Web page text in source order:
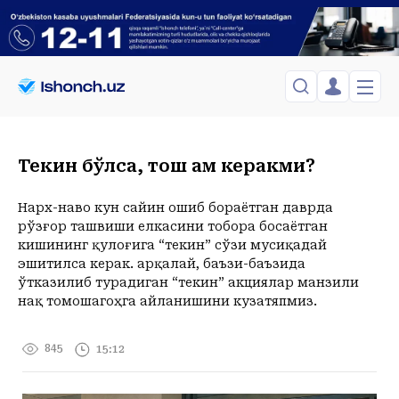
Сиёсат
Спорт
Жамият
Иқтисод
ХОРИЖ
Иқтисод
Сиёсат
ЎЗГАЧА РАКУРС
МЕҲНАТ ҲУҚУҚИ
ҲОДИСА
Telefon raqamingizni kiritng
Tasdiqlash kodini SMS orqali yuboramiz
Менинг саҳифам
Менинг жавоним
СақланганларToshkent Shahar
Payshanba, 06-August
+35 C
Текин бўлса, тош ҳам керакми?
Нарх-наво кун сайин ошиб бораётган даврда
рўзғор ташвиши елкасини тобора босаётган
кишининг қулоғига “текин” сўзи мусиқадай
эшитилса керак. Ҳарқалай, баъзи-баъзида
ўтказилиб турадиган “текин” акциялар манзили
нақ томошагоҳга айланишини кузатяпмиз.
845 15:12